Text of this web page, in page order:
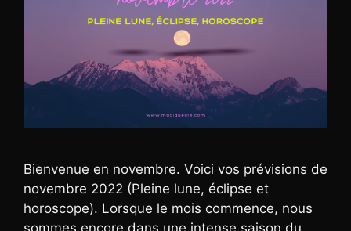
Bienvenue en novembre. Voici vos prévisions de
novembre 2022 (Pleine lune, éclipse et
horoscope). Lorsque le mois commence, nous